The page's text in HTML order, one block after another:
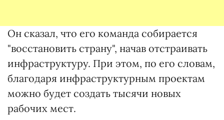
Он сказал, что его команда собирается
"восстановить страну", начав отстраивать
инфраструктуру. При этом, по его словам,
благодаря инфраструктурным проектам
можно будет создать тысячи новых
рабочих мест.